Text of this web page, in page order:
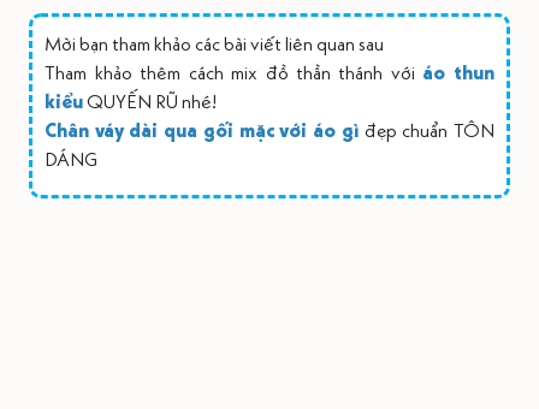
Mời bạn tham khảo các bài viết liên quan sau
Tham khảo thêm cách mix đồ thần thánh với áo thun
kiểuQUYẾN RŨ nhé!
Chân váy dài qua gối mặc với áo gìđẹp chuẩn TÔN
DÁNG